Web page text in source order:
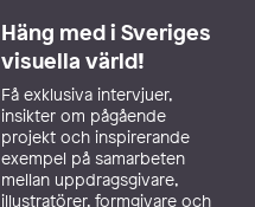
Häng med i Sveriges
visuella värld!
Få exklusiva intervjuer,
insikter om pågående
projekt och inspirerande
exempel på samarbeten
mellan uppdragsgivare,
illustratörer, formgivare och